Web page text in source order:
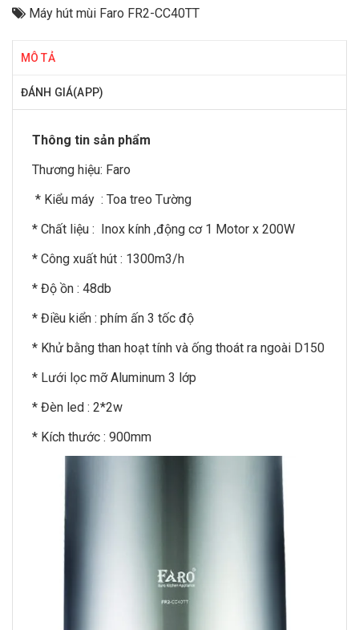
Máy hút mùi Faro FR2-CC40TT
MÔ TẢ
ĐÁNH GIÁ(APP)
Thông tin sản phẩm
Thương hiệu: Faro
* Kiểu máy : Toa treo Tường
* Chất liệu : Inox kính ,động cơ 1 Motor x 200W
* Công xuất hút : 1300m3/h
* Độ ồn : 48db
* Điều kiển : phím ấn 3 tốc độ
* Khử bằng than hoạt tính và ống thoát ra ngoài D150
* Lưới lọc mỡ Aluminum 3 lớp
* Đèn led : 2*2w
* Kích thước : 900mm